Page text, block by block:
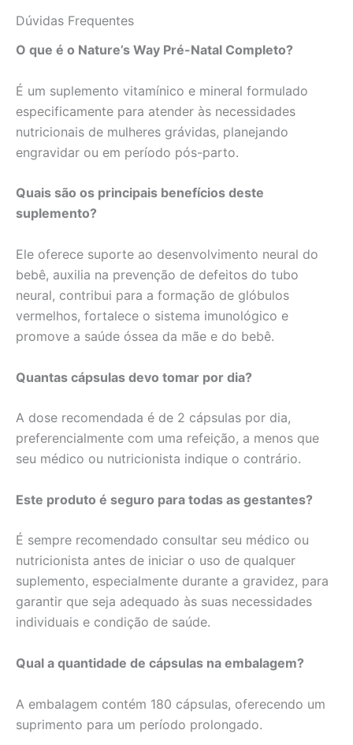
Dúvidas Frequentes
O que é o Nature’s Way Pré-Natal Completo?
É um suplemento vitamínico e mineral formulado
especificamente para atender às necessidades
nutricionais de mulheres grávidas, planejando
engravidar ou em período pós-parto.
Quais são os principais benefícios deste
suplemento?
Ele oferece suporte ao desenvolvimento neural do
bebê, auxilia na prevenção de defeitos do tubo
neural, contribui para a formação de glóbulos
vermelhos, fortalece o sistema imunológico e
promove a saúde óssea da mãe e do bebê.
Quantas cápsulas devo tomar por dia?
A dose recomendada é de 2 cápsulas por dia,
preferencialmente com uma refeição, a menos que
seu médico ou nutricionista indique o contrário.
Este produto é seguro para todas as gestantes?
É sempre recomendado consultar seu médico ou
nutricionista antes de iniciar o uso de qualquer
suplemento, especialmente durante a gravidez, para
garantir que seja adequado às suas necessidades
individuais e condição de saúde.
Qual a quantidade de cápsulas na embalagem?
A embalagem contém 180 cápsulas, oferecendo um
suprimento para um período prolongado.